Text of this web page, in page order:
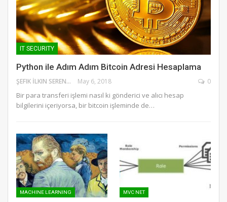
IT SECURITY
Python ile Adım Adım Bitcoin Adresi Hesaplama
ŞEFIK İLKIN SERENGIL May 6, 2018 0
Bir para transferi işlemi nasıl ki gönderici ve alıcı hesap
bilgilerini içeriyorsa, bir bitcoin işleminde de…
MACHINE LEARNING MVC NET